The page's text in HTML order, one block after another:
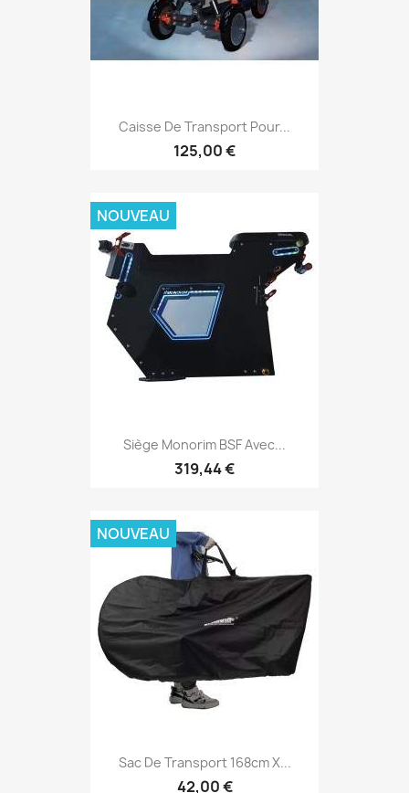
Caisse De Transport Pour...
125,00 €
Siège Monorim BSF Avec...
319,44 €
NOUVEAU
Sac De Transport 168cm X...
42,00 €
NOUVEAU